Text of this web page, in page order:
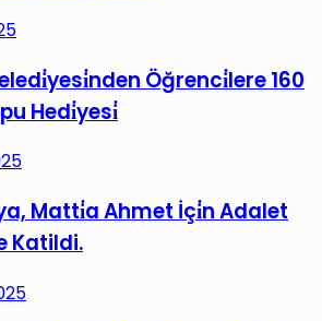
Öğrenci̇lere 160
Hedi̇yesi̇
Matti̇a Ahmet İçi̇n Adalet
Katildi.